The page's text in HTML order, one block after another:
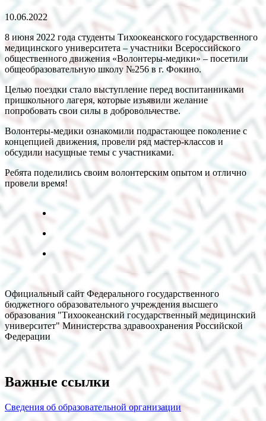
10.06.2022
8 июня 2022 года студенты Тихоокеанского государственного
медицинского университета – участники Всероссийского
общественного движения «Волонтеры-медики» – посетили
общеобразовательную школу №256 в г. Фокино.
Целью поездки стало выступление перед воспитанниками
пришкольного лагеря, которые изъявили желание
попробовать свои силы в добровольчестве.
Волонтеры-медики ознакомили подрастающее поколение с
концепцией движения, провели ряд мастер-классов и
обсудили насущные темы с участниками.
Ребята поделились своим волонтерским опытом и отлично
провели время!
Официальный сайт Федерального государственного
бюджетного образовательного учреждения высшего
образования "Тихоокеанский государственный медицинский
университет" Министерства здравоохранения Российской
Федерации
Важные ссылки
Сведения об образовательной организации